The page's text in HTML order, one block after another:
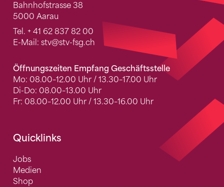
Bahnhofstrasse 38
5000 Aarau
Tel. + 41 62 837 82 00
E-Mail: stv@stv-fsg.ch
Öffnungszeiten Empfang Geschäftsstelle
Mo: 08.00–12.00 Uhr / 13.30–17.00 Uhr
Di-Do: 08.00–13.00 Uhr
Fr: 08.00–12.00 Uhr / 13.30–16.00 Uhr
Quicklinks
Jobs
Medien
Shop